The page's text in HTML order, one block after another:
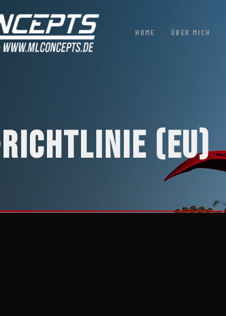
HOME ÜBER MICH
(EU)